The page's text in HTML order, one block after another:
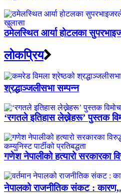
ठमेलस्थित आर्या होटलका
लाेकप्रिय
श्रद्धाञ्जलीसभा सम्पन्न
‘रगतले इतिहास लेख्नेहरू’ पुस्तक
गणेश नेपालीको हत्यारो सरकारका
नेपालको राजनीतिक संकट :